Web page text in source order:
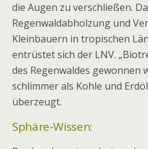
die Augen zu verschließen.
Regenwaldabholzung und
Kleinbauern in tropischen
entrüstet sich der LNV.
des Regenwaldes gewonnen
schlimmer als Kohle und
überzeugt.
Sphäre-Wissen: